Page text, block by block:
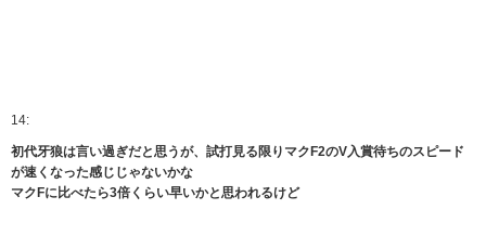
14:
初代牙狼は言い過ぎだと思うが、試打見る限りマクF2のV入賞待ちのスピード
が速くなった感じじゃないかな
マクFに比べたら3倍くらい早いかと思われるけど